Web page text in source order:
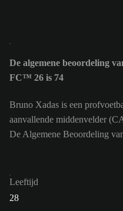
De algemene beoordeling
FC™ 26 is 74
Bruno Xadas is een
aanvallende middenvelder
De Algemene Beoordeling
Leeftijd
28